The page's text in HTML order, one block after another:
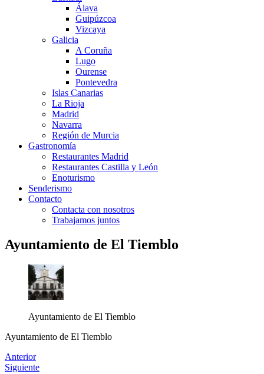
Álava
Guipúzcoa
Vizcaya
Galicia
A Coruña
Lugo
Ourense
Pontevedra
Islas Canarias
La Rioja
Madrid
Navarra
Región de Murcia
Gastronomía
Restaurantes Madrid
Restaurantes Castilla y León
Enoturismo
Senderismo
Contacto
Contacta con nosotros
Trabajamos juntos
Ayuntamiento de El Tiemblo
Ayuntamiento de El Tiemblo
Ayuntamiento de El Tiemblo
Anterior
Siguiente